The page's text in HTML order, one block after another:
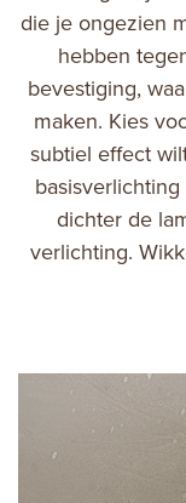
die je ongezien
hebben
bevestiging,
maken. Kies
subtiel effect
dichter de
verlichting.